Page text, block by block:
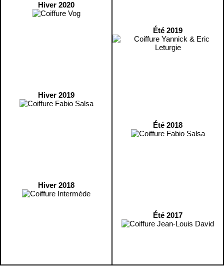
Hiver 2020
Hiver 2019
Hiver 2018
Été 2019
Été 2018
Été 2017